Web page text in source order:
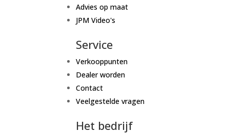
Advies op maat
JPM Video's
Service
Verkooppunten
Dealer worden
Contact
Veelgestelde vragen
Het bedrijf